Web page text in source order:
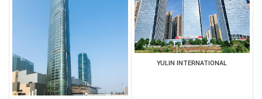
YULIN INTERNATIONAL